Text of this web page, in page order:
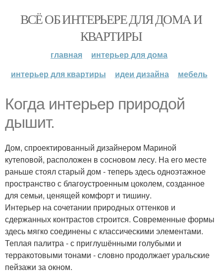
ВСЁ ОБ ИНТЕРЬЕРЕ ДЛЯ ДОМА И
КВАРТИРЫ
главная
интерьер для дома
интерьер для квартиры
идеи дизайна мебель
Когда интерьер природой
дышит.
Дом, спроектированный дизайнером Мариной
кутеповой, расположен в сосновом лесу. На его месте
раньше стоял старый дом - теперь здесь одноэтажное
пространство с благоустроенным цоколем, созданное
для семьи, ценящей комфорт и тишину.
Интерьер на сочетании природных оттенков и
сдержанных контрастов строится. Современные формы
здесь мягко соединены с классическими элементами.
Теплая палитра - с приглушёнными голубыми и
терракотовыми тонами - словно продолжает уральские
пейзажи за окном.